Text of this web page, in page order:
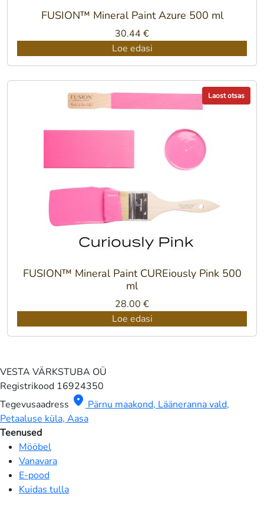
FUSION™ Mineral Paint Azure 500 ml
30.44 €
Loe edasi
Laost otsas
FUSION™ Mineral Paint CUREiously Pink 500
ml
28.00 €
Loe edasi
VESTA VÄRKSTUBA OÜ
Registrikood 16924350
Tegevusaadress location_on Pärnu maakond, Lääneranna vald,
Petaaluse küla, Aasa
Teenused
Mööbel
Vanavara
E-pood
Kuidas tulla